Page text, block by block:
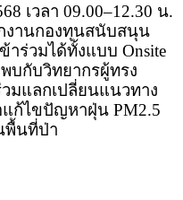
เวลา 09.00–12.30 น.
งานกองทุนสนับสนุน
าร่วมได้ทั้งแบบ Onsite
พบกับวิทยากรผู้ทรง
มแลกเปลี่ยนแนวทาง
แก้ไขปัญหาฝุ่น PM2.5
พื้นที่ป่า